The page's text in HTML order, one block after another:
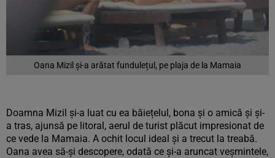
Oana Mizil și-a arătat fundulețul, pe plaja de la Mamaia
Doamna Mizil și-a luat cu ea băiețelul, bona și o amică și și-
a tras, ajunsă pe litoral, aerul de turist plăcut impresionat de
ce vede la Mamaia. A ochit locul ideal și a trecut la treabă.
Oana avea să-și descopere, odată ce și-a aruncat veșmintele,